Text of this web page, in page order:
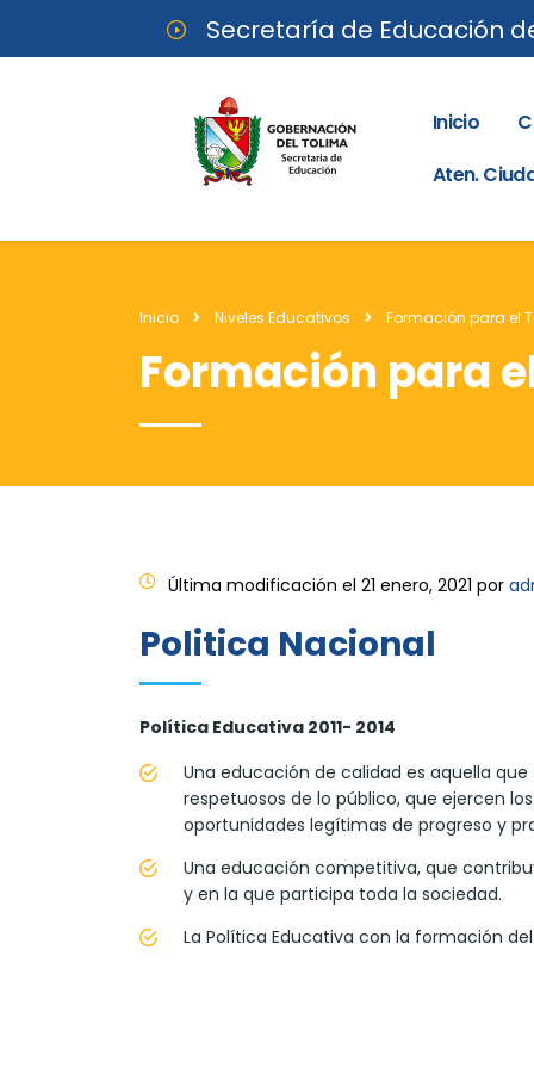
Secretaría de Educación
Inicio
Aten.
Inicio Niveles Educativos Formación para el
Formación para
Última modificación el 21 enero, 2021 por
Politica Nacional
Política Educativa 2011- 2014
Una educación de calidad es aquella
respetuosos de lo público, que ejercen
oportunidades legítimas de progreso y
Una educación competitiva, que
y en la que participa toda la sociedad.
La Política Educativa con la formación